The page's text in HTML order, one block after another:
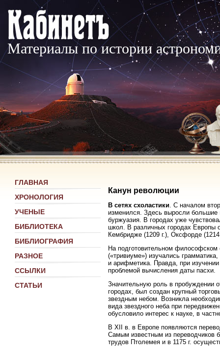
Материалы по истории
ГЛАВНАЯ
ХРОНОЛОГИЯ
УЧЕНЫЕ
БИБЛИОТЕКА
БИБЛИОГРАФИЯ
РАЗНОЕ
ССЫЛКИ
СТАТЬИ
Канун революции
В сетях схоластики . С началом
изменился. Здесь выросли большие
буржуазия. В городах уже
школ. В различных городах Европы
Кембридже (1209 г.), Оксфорде (1214
На подготовительном философском
(«тривиуме») изучались
и арифметика. Правда, при
проблемой вычисления даты пасхи.
Значительную роль в пробуждении
городах, был создан крупный
звездным небом. Возникла
вида звездного неба при
обусловило интерес к науке, в
В XII в. в Европе появляются
Самым известным из переводчиков
трудов Птолемея и в 1175 г.